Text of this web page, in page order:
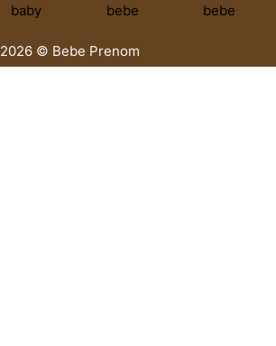
2026 © Bebe Prenom